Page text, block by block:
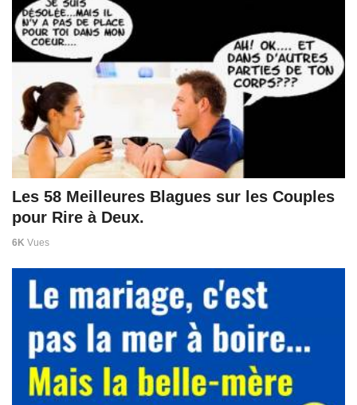
Les 58 Meilleures Blagues sur les Couples
pour Rire à Deux.
6K Vues